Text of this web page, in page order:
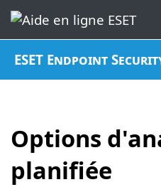
ESET Endpoint
Options
planifiée